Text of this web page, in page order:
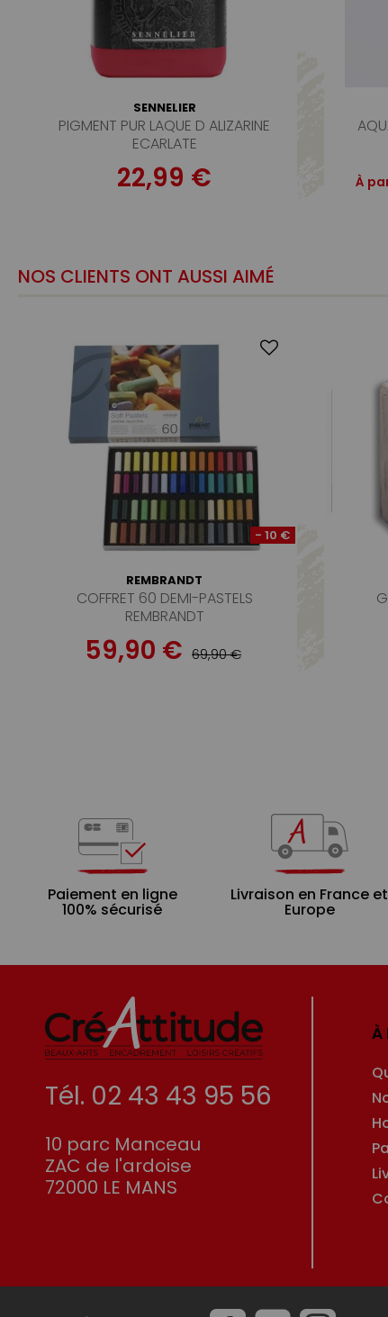
SENNELIER
PIGMENT PUR LAQUE D ALIZARINE
ECARLATE
22,99 € À
NOS CLIENTS ONT AUSSI AIMÉ
- 10 €
REMBRANDT
COFFRET 60 DEMI-PASTELS
REMBRANDT
59,90 € 69,90 €
Paiement en ligne
100% sécurisé
Livraison en France et
Europe
Tél. 02 43 43 95 56
10 parc Manceau
ZAC de l'ardoise
72000 LE MANS
À